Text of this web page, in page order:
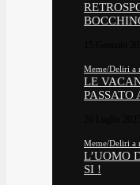
Meme/Deliri a
LE
PASSATO
Meme/Deliri a
L’UOMO
SI !